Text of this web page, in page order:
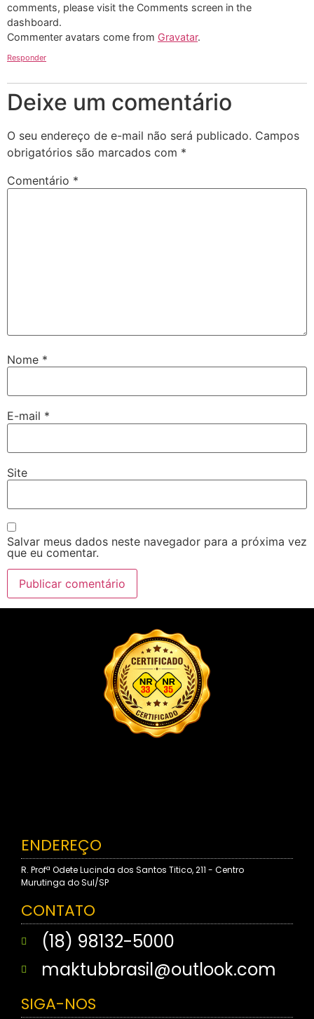
comments, please visit the Comments screen in the
dashboard.
Commenter avatars come from Gravatar.
Responder
Deixe um comentário
O seu endereço de e-mail não será publicado. Campos
obrigatórios são marcados com *
Comentário *
Nome *
E-mail *
Site
Salvar meus dados neste navegador para a próxima vez
que eu comentar.
ENDEREÇO
R. Profª Odete Lucinda dos Santos Titico, 211 - Centro
Murutinga do Sul/SP
CONTATO
(18) 98132-5000
maktubbrasil@outlook.com
SIGA-NOS